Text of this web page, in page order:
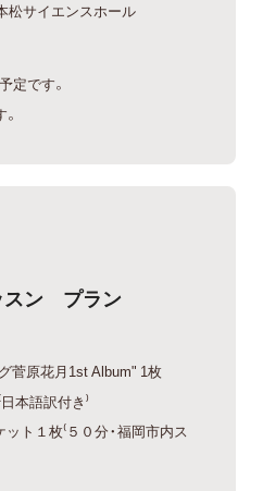
松サイエンスホール
定です。
スン プラン
菅原花月1st Album" 1枚
本語訳付き⁾
ト１枚⁽５０分・福岡市内ス